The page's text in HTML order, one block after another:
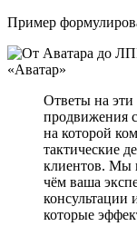
Пример
Ответы на
продвижения
на которой
тактические
клиентов. Мы
чём ваша
консультации
которые